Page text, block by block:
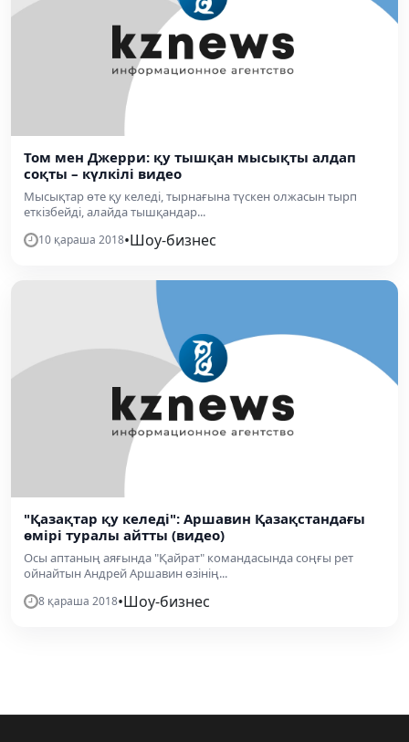
Том мен Джерри: қу тышқан мысықты алдап
соқты – күлкілі видео
Мысықтар өте қу келеді, тырнағына түскен олжасын тырп
еткізбейді, алайда тышқандар...
10 қараша 2018•Шоу-бизнес
"Қазақтар қу келеді": Аршавин Қазақстандағы
өмірі туралы айтты (видео)
Осы аптаның аяғында "Қайрат" командасында соңғы рет
ойнайтын Андрей Аршавин өзінің...
8 қараша 2018•Шоу-бизнес